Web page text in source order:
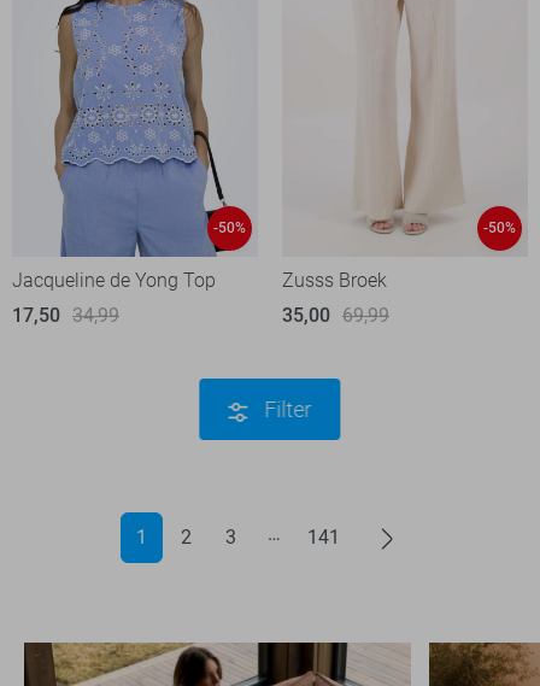
-50%
Jacqueline de Yong Top
17,50 34,99
-50%
Zusss Broek
35,00 69,99
Filter
1 2 3 141